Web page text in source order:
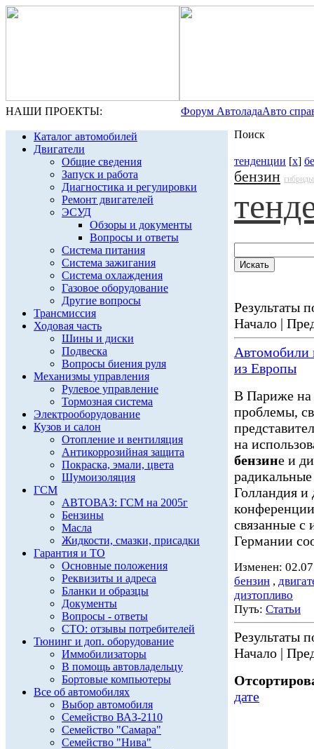
НАШИ ПРОЕКТЫ: Форум АвтоладаАвто
Каталог автомобилей
Двигатели
Общие сведения
Запуск и работа
Диагностика и регулировки
Ремонт двигателей
ЭСУД
Обзоры и документы
Вопросы и ответы
Система питания
Система зажигания
Система охлаждения
Газовое оборудование
Другие вопросы
Трансмиссия
Ходовая часть
Шины и диски
Подвеска
Вопросы биения руля
Механизмы управления
Рулевое управление
Тормозная система
Электрооборудование
Кузов и салон
Отопление и вентиляция
Антикоррозийная защита
Покраска, эмали, цвета
Шумоизоляция
ГСМ
АВТОВАЗ: ГСМ на 2005г
Бензины
Масла
Жидкости, смазки, присадки
Гарантия и ТО
Основные положения
Реквизиты и адреса
Бланки и образцы
Документы
Вопросы - ответы
СТО: отзывы потребителей
Тюнинг и доп. оборудование
Иммобилизаторы
В помощь автовладельцу
Бортовые компьютеры
Все об автомобилях
Выбор автомобиля
Семейство ВАЗ-2110
Семейство "Самара"
Семейство "Нива"
Поиск
тенденции [x]
бензин гибриды
Результаты
Начало |
из Европы
В Париже
проблемы,
на
бензине и
Голландия
связанные с
Германии
Изменен:
бензин ,
дизтопливо
Путь: Статьи
Результаты
Начало |
дате